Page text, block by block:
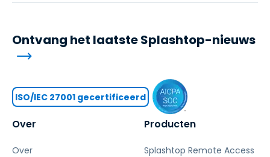
Over
Over
Producten
Splashtop Remote Access
Ontvang het laatste Splashtop-nieuws
ISO/IEC 27001 gecertificeerd